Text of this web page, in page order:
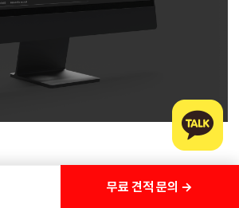
무료 견적 문의 →